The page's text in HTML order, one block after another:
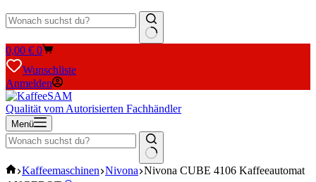
Keine
Ergebnisse
Warenkorb
0,00 € 0
Wunschliste
Anmelden
Qualität vom Autorisierten Fachhändler
Menü
Keine
Start
Kaffeemaschinen Nivona Nivona CUBE 4106 Kaffeeautomat